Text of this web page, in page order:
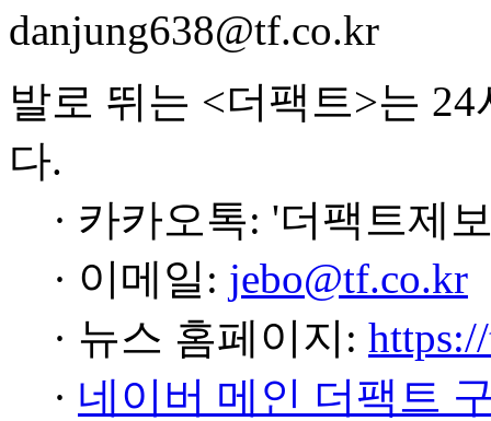
danjung638@tf.co.kr
발로 뛰는 <더팩트>는
다.
· 카카오톡: '더팩트제
· 이메일: jebo@tf.co.kr
· 뉴스 홈페이지:
· 네이버 메인 더팩트